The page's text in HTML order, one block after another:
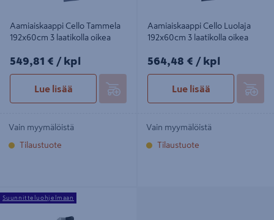
Aamiaiskaappi Cello Tammela
192x60cm 3 laatikolla oikea
549,81€/kpl
549,81 € / kpl
Lue lisää
Vain myymälöistä
Tilaustuote
Aamiaiskaappi Cello Luolaja
192x60cm 3 laatikolla oikea
564,48€/kpl
564,48 € / kpl
Lue lisää
Vain myymälöistä
Tilaustuote
Aamiaiskaappi Cello Kuusela
192x60cm 3 laatikolla oikea
Suunnitteluohjelmaan